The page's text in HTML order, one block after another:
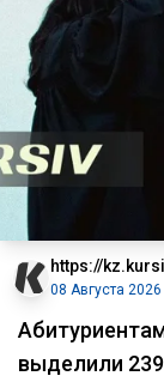
https://
08 Августа
выделили